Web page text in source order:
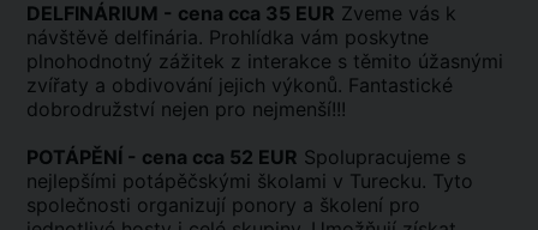
DELFINÁRIUM - cena cca 35 EUR Zveme vás k
návštěvě delfinária. Prohlídka vám poskytne
plnohodnotný zážitek z interakce s těmito úžasnými
zvířaty a obdivování jejich výkonů. Fantastické
dobrodružství nejen pro nejmenší!!!
POTÁPĚNÍ - cena cca 52 EUR Spolupracujeme s
nejlepšími potápěčskými školami v Turecku. Tyto
společnosti organizují ponory a školení pro